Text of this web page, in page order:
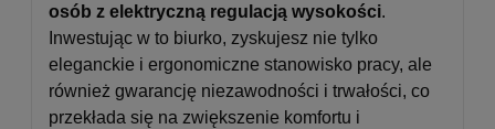
osób z elektryczną regulacją wysokości.
Inwestując w to biurko, zyskujesz nie tylko
eleganckie i ergonomiczne stanowisko pracy, ale
również gwarancję niezawodności i trwałości, co
przekłada się na zwiększenie komfortu i